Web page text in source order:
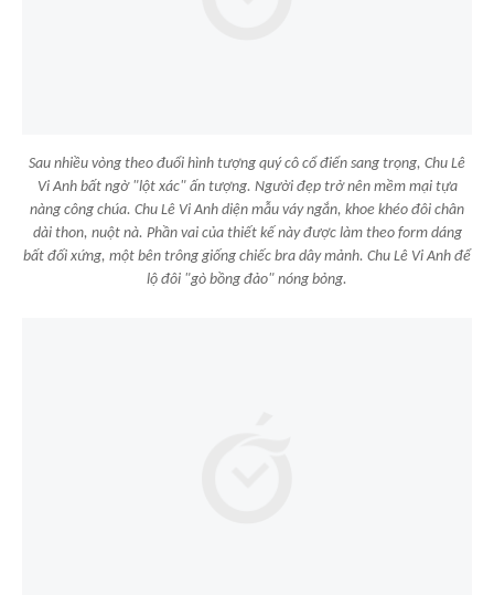
Sau nhiều vòng theo đuổi hình tượng quý cô cổ điển sang trọng, Chu Lê
Vi Anh bất ngờ "lột xác" ấn tượng. Người đẹp trở nên mềm mại tựa
nàng công chúa. Chu Lê Vi Anh diện mẫu váy ngắn, khoe khéo đôi chân
dài thon, nuột nà. Phần vai của thiết kế này được làm theo form dáng
bất đối xứng, một bên trông giống chiếc bra dây mảnh. Chu Lê Vi Anh để
lộ đôi "gò bồng đảo" nóng bỏng.